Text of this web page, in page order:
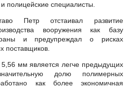
полицейские специалисты.
Петр отстаивал развитие
вооружения как базу
и предупреждал о рисках
поставщиков.
мм является легче предыдущих
долю полимерных
как более экономичная